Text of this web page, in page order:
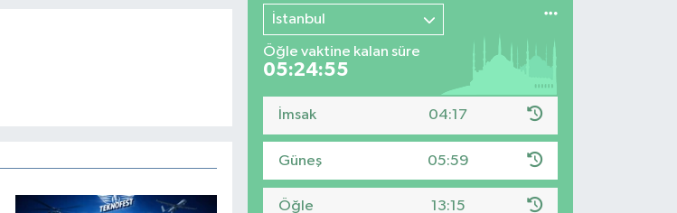
İstanbul
Öğle vaktine kalan süre
05:24:54
İmsak 04:17
Güneş 05:59
Öğle 13:15